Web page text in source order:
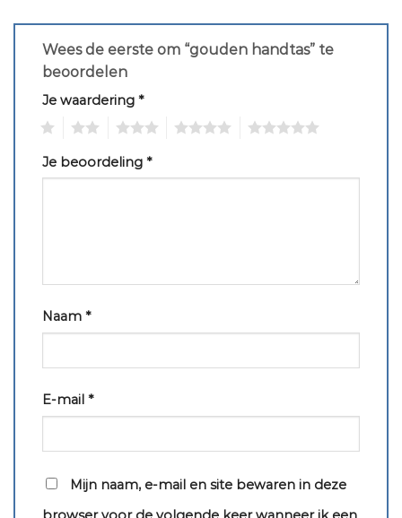
Wees de eerste om “gouden handtas” te
beoordelen
Je waardering *
Je beoordeling *
Naam *
E-mail *
Mijn naam, e-mail en site bewaren in deze